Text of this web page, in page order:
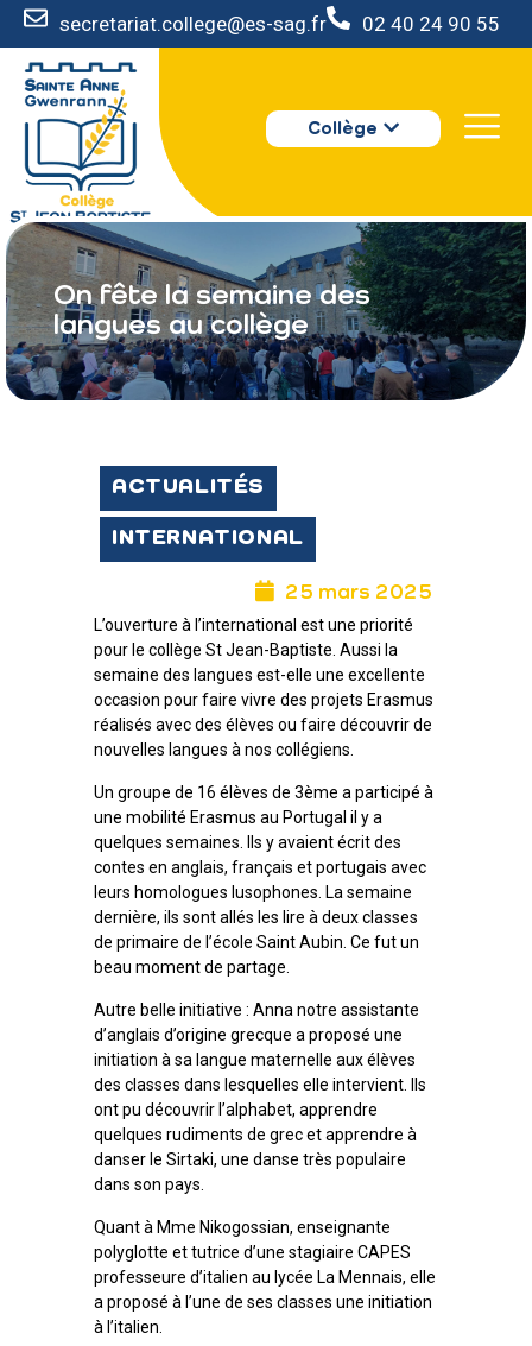
secretariat.college@es-sag.fr 02 40 24 90 55
Collège
On fête la semaine des
langues au collège
LE COLLÈGE
S’INSCRIRE
VIE AU COLLÈGE
VOTRE ESPACE
NOUS CONTACTER
ACTUALITÉS
INTERNATIONAL
25 mars 2025
L’ouverture à l’international est une priorité
pour le collège St Jean-Baptiste. Aussi la
semaine des langues est-elle une excellente
occasion pour faire vivre des projets Erasmus
réalisés avec des élèves ou faire découvrir de
nouvelles langues à nos collégiens.
Un groupe de 16 élèves de 3ème a participé à
une mobilité Erasmus au Portugal il y a
quelques semaines. Ils y avaient écrit des
contes en anglais, français et portugais avec
leurs homologues lusophones. La semaine
dernière, ils sont allés les lire à deux classes
de primaire de l’école Saint Aubin. Ce fut un
beau moment de partage.
Autre belle initiative : Anna notre assistante
d’anglais d’origine grecque a proposé une
initiation à sa langue maternelle aux élèves
des classes dans lesquelles elle intervient. Ils
ont pu découvrir l’alphabet, apprendre
quelques rudiments de grec et apprendre à
danser le Sirtaki, une danse très populaire
dans son pays.
Quant à Mme Nikogossian, enseignante
polyglotte et tutrice d’une stagiaire CAPES
professeure d’italien au lycée La Mennais, elle
a proposé à l’une de ses classes une initiation
à l’italien.